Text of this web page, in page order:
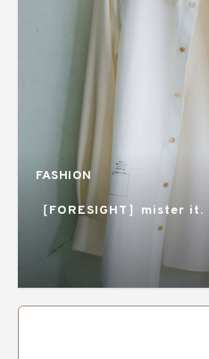
FASHION
［FORESIGHT］mister it.